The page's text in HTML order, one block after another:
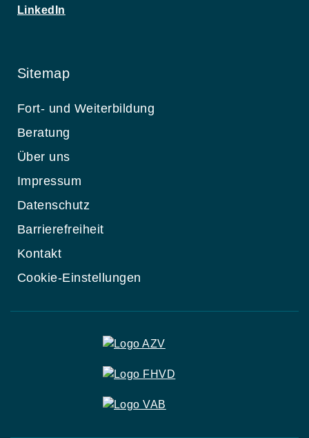
LinkedIn
Sitemap
Fort- und Weiterbildung
Beratung
Über uns
Impressum
Datenschutz
Barrierefreiheit
Kontakt
Cookie-Einstellungen